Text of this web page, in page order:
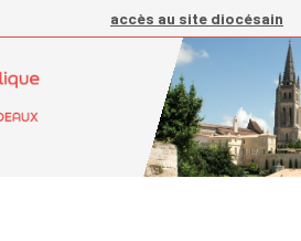
accès au site diocésain